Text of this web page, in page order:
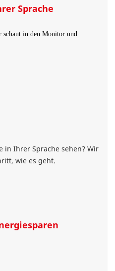
Sprache
in Ihrer Sprache sehen? Wir
wie es geht.